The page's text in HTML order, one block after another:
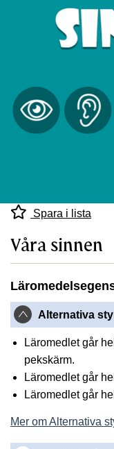
Spara i lista
Våra sinnen
Alternativa
Läromedlet går
pekskärm.
Läromedlet går
Läromedlet går
Mer om Alternativa